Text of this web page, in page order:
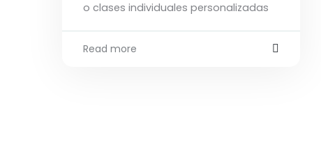
o clases individuales personalizadas
Read more